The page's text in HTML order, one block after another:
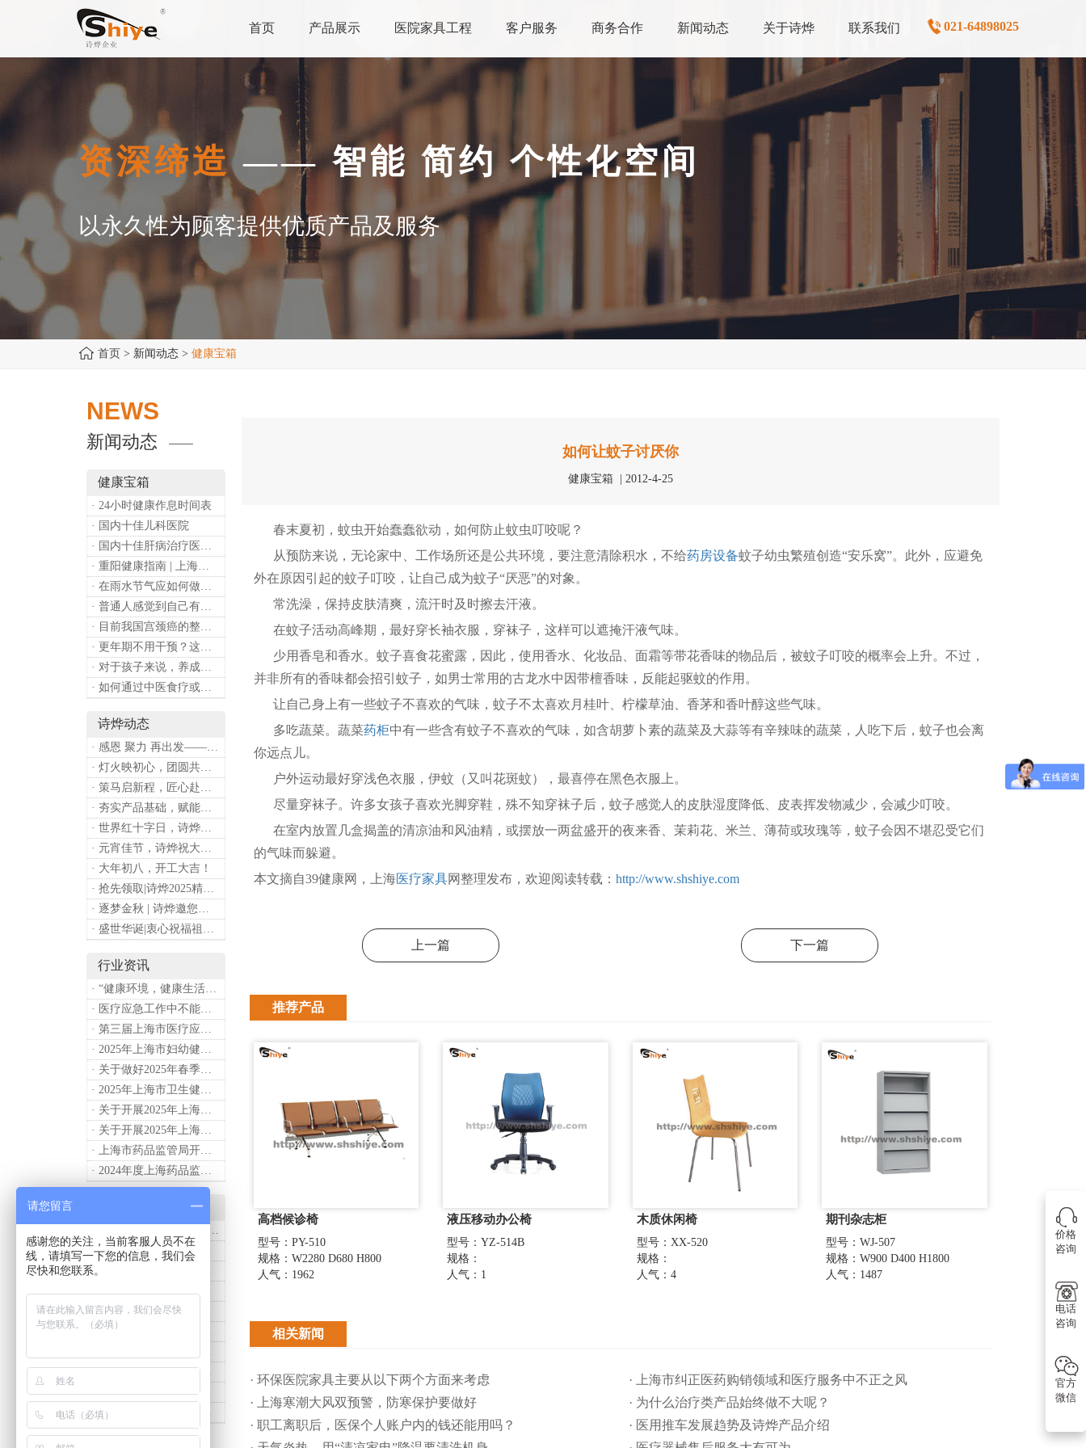
首页 产品展示 医院家具工程 客户服务 商务合作 新闻动态 关于诗烨 联系我们 021-64898025
资深缔造—— 智能 简约 个性化空间
以永久性为顾客提供优质产品及服务
首页 > 新闻动态 > 健康宝箱
NEWS
新闻动态
健康宝箱
· 24小时健康作息时间表
· 国内十佳儿科医院
· 国内十佳肝病治疗医院排行
· 重阳健康指南 | 上海诗烨：秋养正当时，这份健康小贴士请收好​
· 在雨水节气应如何做好健康保健？
· 普通人感觉到自己有心理问题，有哪些方式可以来帮助缓解？
· 目前我国宫颈癌的整体流行情况和防治形势如何？
· 更年期不用干预？这是个误会
· 对于孩子来说，养成哪些好习惯能够预防近视？
· 如何通过中医食疗或穴位按摩等方式来祛湿健脾？
诗烨动态
· 感恩 聚力 再出发——上海诗烨企业发展有限公司成立20周年庆典
· 灯火映初心，团圆共安康 —— 诗烨恭祝大家元宵喜乐
· 策马启新程，匠心赴华章——诗烨开工大吉
· 夯实产品基础，赋能专业服务——上海诗烨办公椅产品基础知识培训圆满开展
· 世界红十字日，诗烨向全体红十字人致以最诚挚的节日祝福
· 元宵佳节，诗烨祝大家团团圆圆
· 大年初八，开工大吉！
· 抢先领取|诗烨2025精美台历超前放送！
· 逐梦金秋 | 诗烨邀您共赴第90届中国国际医疗器械博览会
· 盛世华诞|衷心祝福祖国母亲昌盛富强！
行业资讯
· “健康环境，健康生活”，上海第37个爱国卫生月系列活动
· 医疗应急工作中不能忽略的设备：医用转运车
· 第三届上海市医疗应急青年职业技能大赛暨第八届进博会医疗保障技能大比武活动通知
· 2025年上海市妇幼健康工作要点
· 关于做好2025年春季新冠病毒感染等重点传染病防治工作的通知
· 2025年上海市卫生健康工作要点
· 关于开展2025年上海市健康街镇建设工作的通知
· 关于开展2025年上海市中小微型企业职业健康帮扶工作的通知
· 上海市药品监管局开展进口医疗器械转境内生产工作调研
· 2024年度上海药品监管工作十大亮点
· 诗烨推荐：T系列医用推车介绍
· 医用推车发展趋势及诗烨产品介绍
· 诗烨不锈钢仪器车结构详解及应用用途
· 诗烨液压抢救车与手摇抢救车选购指南
· 诗烨不锈钢医用屏风标准款优选四折屏风的核心缘由
· 诗烨西药柜与中药柜的区别及采购选择影响分析
· 诗烨豪华儿童病床婴幼儿功能设计及使用效果
· 诗烨医用办公桌与普通办公桌的区别及医院采购优势
· 诗烨网布办公椅与真皮办公椅优势及选购指南
· 诗烨医用病历夹车结构原理及医护应用价值
如何让蚊子讨厌你
健康宝箱 | 2012-4-25
春末夏初，蚊虫开始蠢蠢欲动，如何防止蚊虫叮咬呢？
从预防来说，无论家中、工作场所还是公共环境，要注意清除积水，不给药房设备蚊子幼虫繁殖创造“安乐窝”。此外，应避免
外在原因引起的蚊子叮咬，让自己成为蚊子“厌恶”的对象。
常洗澡，保持皮肤清爽，流汗时及时擦去汗液。
在蚊子活动高峰期，最好穿长袖衣服，穿袜子，这样可以遮掩汗液气味。
少用香皂和香水。蚊子喜食花蜜露，因此，使用香水、化妆品、面霜等带花香味的物品后，被蚊子叮咬的概率会上升。不过，
并非所有的香味都会招引蚊子，如男士常用的古龙水中因带檀香味，反能起驱蚊的作用。
让自己身上有一些蚊子不喜欢的气味，蚊子不太喜欢月桂叶、柠檬草油、香茅和香叶醇这些气味。
多吃蔬菜。蔬菜药柜中有一些含有蚊子不喜欢的气味，如含胡萝卜素的蔬菜及大蒜等有辛辣味的蔬菜，人吃下后，蚊子也会离
你远点儿。
户外运动最好穿浅色衣服，伊蚊（又叫花斑蚊），最喜停在黑色衣服上。
尽量穿袜子。许多女孩子喜欢光脚穿鞋，殊不知穿袜子后，蚊子感觉人的皮肤湿度降低、皮表挥发物减少，会减少叮咬。
在室内放置几盒揭盖的清凉油和风油精，或摆放一两盆盛开的夜来香、茉莉花、米兰、薄荷或玫瑰等，蚊子会因不堪忍受它们
的气味而躲避。
本文摘自39健康网，上海医疗家具网整理发布，欢迎阅读转载： http://www.shshiye.com
上一篇 下一篇
推荐产品
高档候诊椅
型号：PY-510
规格：W2280 D680 H800
人气：1962
液压移动办公椅
型号：YZ-514B
规格：
人气：1
木质休闲椅
型号：XX-520
规格：
人气：4
期刊杂志柜
型号：WJ-507
规格：W900 D400 H1800
人气：1487
相关新闻
· 环保医院家具主要从以下两个方面来考虑
· 上海市纠正医药购销领域和医疗服务中不正之风
· 上海寒潮大风双预警，防寒保护要做好
· 为什么治疗类产品始终做不大呢？
· 职工离职后，医保个人账户内的钱还能用吗​？
· 医用推车发展趋势及诗烨产品介绍
价格
咨询
电话
咨询
官方
微信
请您留言
感谢您的关注，当前客服人员不在
线，请填写一下您的信息，我们会
尽快和您联系。